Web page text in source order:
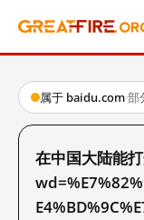
属于 baidu.com·部
在中国大陆能